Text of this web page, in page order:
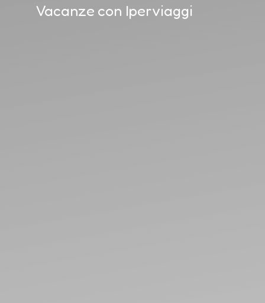
Vacanze con Iperviaggi